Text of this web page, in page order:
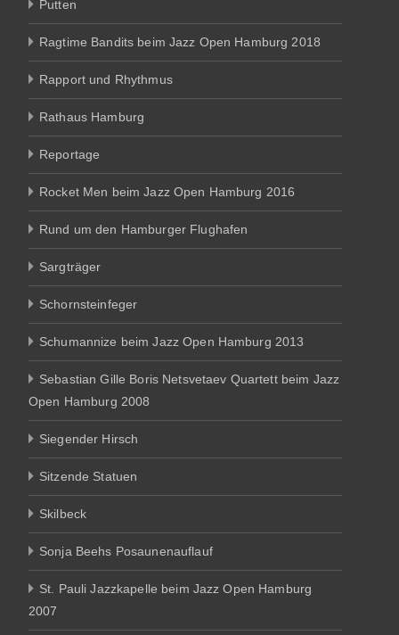
Putten
Ragtime Bandits beim Jazz Open Hamburg 2018
Rapport und Rhythmus
Rathaus Hamburg
Reportage
Rocket Men beim Jazz Open Hamburg 2016
Rund um den Hamburger Flughafen
Sargträger
Schornsteinfeger
Schumannize beim Jazz Open Hamburg 2013
Sebastian Gille Boris Netsvetaev Quartett beim Jazz
Open Hamburg 2008
Siegender Hirsch
Sitzende Statuen
Skilbeck
Sonja Beehs Posaunenauflauf
St. Pauli Jazzkapelle beim Jazz Open Hamburg
2007